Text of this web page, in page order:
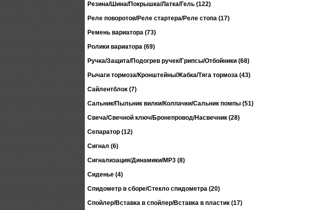
Резина/Шина/Покрышка/Латка/Гель (122)
Реле поворотов/Реле стартера/Реле стопа (17)
Ремень вариатора (73)
Ролики вариатора (69)
Ручка/Защита/Подогрев ручек/Грипсы/Отбойники (68)
Рычаги тормоза/Кронштейны/Жабка/Тяга тормоза (43)
Сайлентблок (7)
Сальник/Пыльник вилки/Колпачки/Сальник помпы (51)
Свеча/Свечной ключ/Бронепровод/Насвечник (28)
Сепаратор (12)
Сигнал (6)
Сигнализация/Динамики/MP3 (8)
Сиденье (4)
Спидометр в сборе/Стекло спидометра (20)
Спойлер/Вставка в спойлер/Вставка в пластик (17)